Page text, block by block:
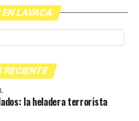
LAVACA
RECIENTE
la heladera terrorista